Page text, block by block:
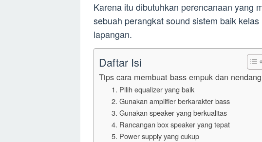
Karena itu dibutuhkan perencanaan yang
sebuah perangkat sound sistem baik
lapangan.
Daftar Isi
Tips cara membuat bass empuk dan nendang
1. Pilih equalizer yang baik
2. Gunakan amplifier berkarakter bass
3. Gunakan speaker yang berkualitas
4. Rancangan box speaker yang tepat
5. Power supply yang cukup